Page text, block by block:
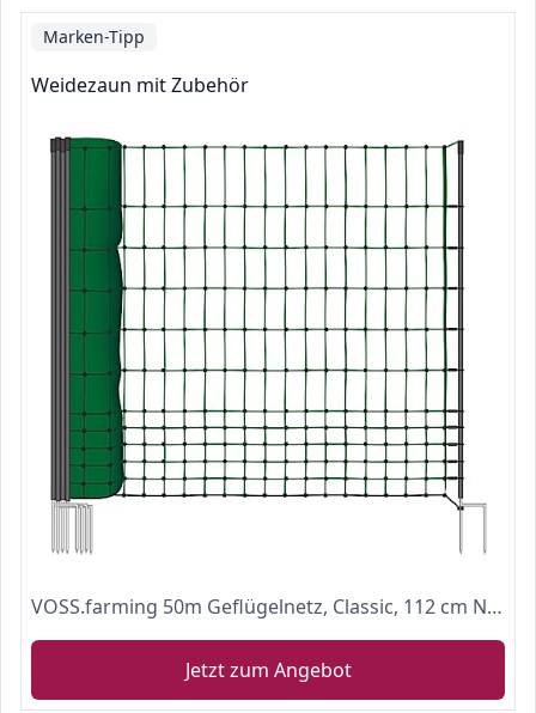
Marken-Tipp
Weidezaun mit Zubehör
VOSS.farming 50m Geflügelnetz, Classic, 112 cm Netzhöhe, Hundenetz, Katzennetz, Gartensicherung, Weidezaun Ohne Strom
Jetzt zum Angebot